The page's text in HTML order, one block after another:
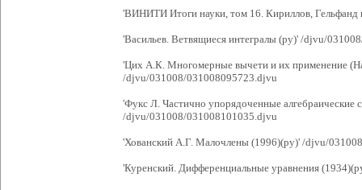
'ВИНИТИ Итоги науки, том 16. Кириллов,
'Васильев. Ветвящиеся интегралы (ру)' /djvu/
'Цих А.К. Многомерные вычети и их применение
/djvu/031008/031008095723.djvu
'Фукс Л. Частично упорядоченные
/djvu/031008/031008101035.djvu
'Хованский А.Г. Малочлены (1996)(ру)' /djvu/
'Куренский. Дифференциальные уравнения